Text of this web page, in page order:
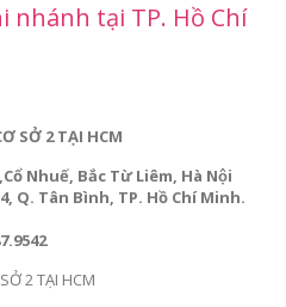
nhánh tại TP. Hồ Chí
SỞ 2 TẠI HCM
Nhuế, Bắc Từ Liêm, Hà Nội
Q. Tân Bình, TP. Hồ Chí Minh.
2 TẠI HCM